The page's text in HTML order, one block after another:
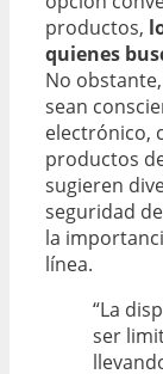
productos,
quienes
No
sean
electrónico,
productos
sugieren
seguridad
la
línea.
“La
ser